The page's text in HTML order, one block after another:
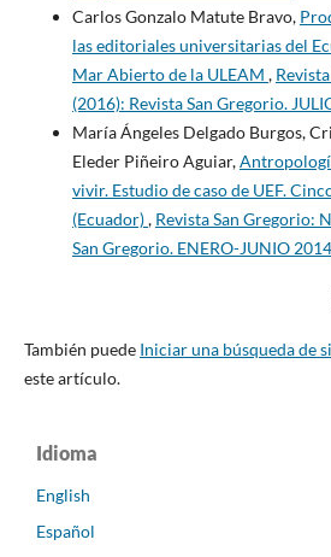
Carlos Gonzalo Matute Bravo,
las editoriales universitarias del
Mar Abierto de la ULEAM ,
(2016): Revista San Gregorio.
María Ángeles Delgado Burgos,
Eleder Piñeiro Aguiar,
vivir. Estudio de caso de UEF.
(Ecuador), Revista San Gregorio:
San Gregorio. ENERO-JUNIO 2014
También puede Iniciar una búsqueda de
este artículo.
Idioma
English
Español